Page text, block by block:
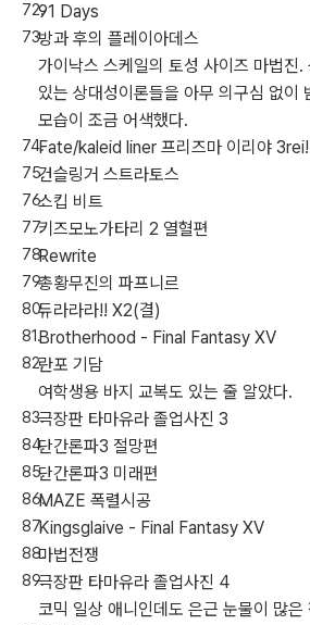
91 Days
방과 후의 플레이아데스
가이낙스 스케일의 토성 사이즈 마법진.
있는 상대성이론들을 아무 의구심 없이
모습이 조금 어색했다.
Fate/kaleid liner 프리즈마 이리야
건슬링거 스트라토스
스킵 비트
키즈모노가타리 2 열혈편
Rewrite
총황무진의 파프니르
듀라라라!! X2(결)
Brotherhood - Final Fantasy XV
란포 기담
여학생용 바지 교복도 있는 줄 알았다.
극장판 타마유라 졸업사진 3
단간론파3 절망편
단간론파3 미래편
MAZE 폭렬시공
Kingsglaive - Final Fantasy XV
마법전쟁
극장판 타마유라 졸업사진 4
코믹 일상 애니인데도 은근 눈물이 많은